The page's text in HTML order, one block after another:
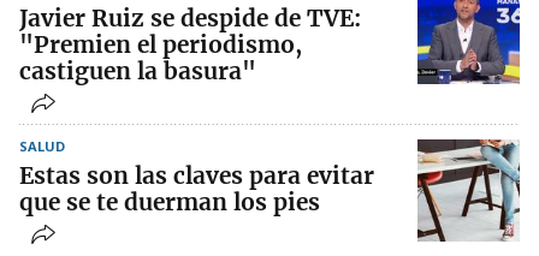
Javier Ruiz se despide de TVE:
"Premien el periodismo,
castiguen la basura"
SALUD
Estas son las claves para evitar
que se te duerman los pies